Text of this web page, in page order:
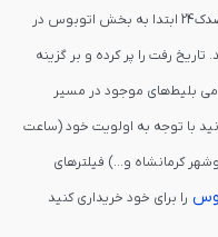
برای خرید بلیط اتوبوس نوشهر کرمانشاه از قاصدک24 ابتدا به بخش اتوبوس در
رفت را پر کرده و بر گزینه
بلیط‌های موجود در مسیر
با توجه به اولویت خود (ساعت
کرمانشاه و...) فیلترهای
را برای خود خریداری کنید